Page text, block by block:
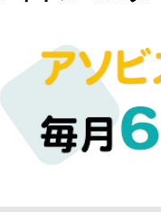
ドラゴンボール